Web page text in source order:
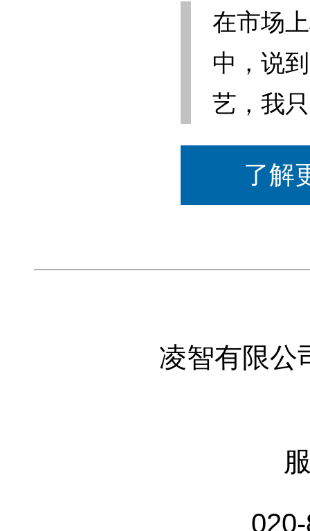
在市场
中，说
艺，我
了解
凌智有限公